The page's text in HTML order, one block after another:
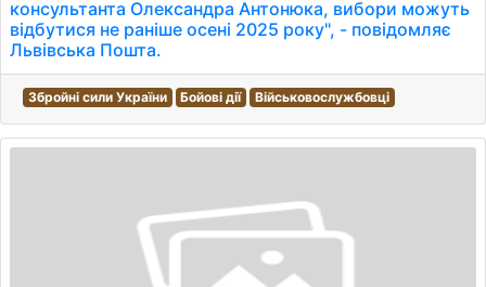
консультанта Олександра Антонюка, вибори можуть
відбутися не раніше осені 2025 року", - повідомляє
Львівська Пошта.
Збройні сили України Бойові дії Військовослужбовці